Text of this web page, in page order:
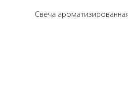
Свеча ароматизированная